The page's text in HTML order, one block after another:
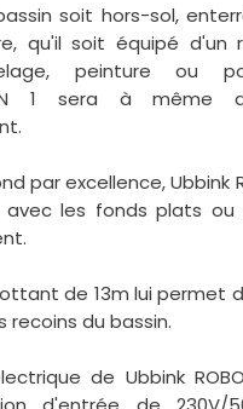
soit hors-sol,
qu'il soit équipé d'un
peinture ou
1 sera à
par excellence, Ubbink
avec les fonds plats
de 13m lui permet
recoins du bassin.
de Ubbink